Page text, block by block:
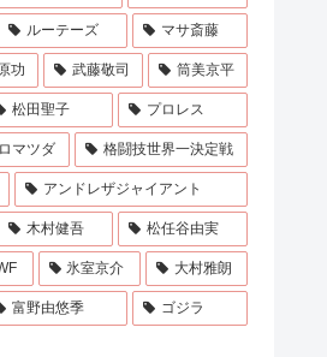
ルーテーズ マサ斎藤
功 武藤敬司 筒美京平
松田聖子 プロレス
マツダ 格闘技世界一決定戦
アンドレザジャイアント
木村健吾 松任谷由実
氷室京介 大村雅朗
富野由悠季 ゴジラ